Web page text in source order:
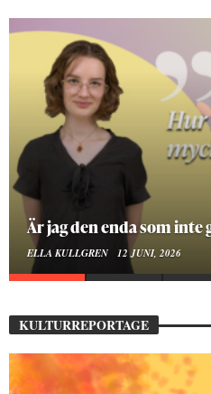
På stadsbiblioteket
MOA LINDROTH 10 JUNI, 2026
KULTURREPORTAGE